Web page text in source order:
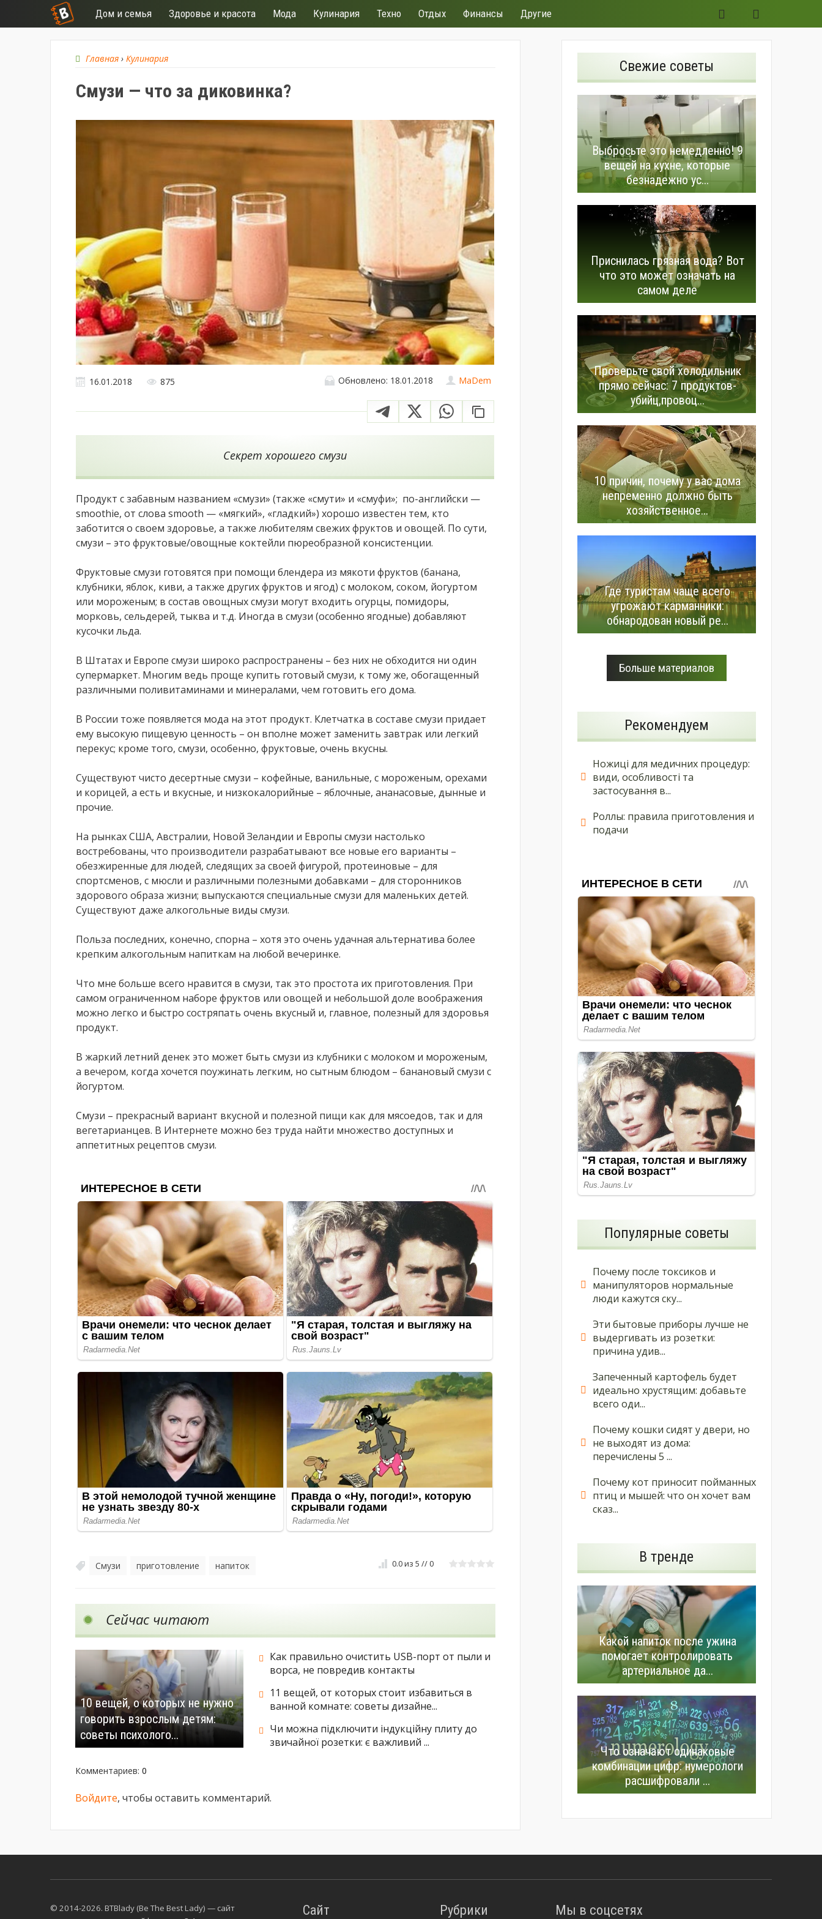
Дом и семья Здоровье и красота Мода Кулинария Техно Отдых Финансы Другие
Главная › Кулинария
Смузи — что за диковинка?
MaDem
Обновлено: 18.01.2018
16.01.2018 875
Секрет хорошего смузи
Продукт с забавным названием «смузи» (также «смути» и «смуфи»; по-английски —
smoothie, от слова smooth — «мягкий», «гладкий») хорошо известен тем, кто
заботится о своем здоровье, а также любителям свежих фруктов и овощей. По сути,
смузи – это фруктовые/овощные коктейли пюреобразной консистенции.
Фруктовые смузи готовятся при помощи блендера из мякоти фруктов (банана,
клубники, яблок, киви, а также других фруктов и ягод) с молоком, соком, йогуртом
или мороженым; в состав овощных смузи могут входить огурцы, помидоры,
морковь, сельдерей, тыква и т.д. Иногда в смузи (особенно ягодные) добавляют
кусочки льда.
В Штатах и Европе смузи широко распространены – без них не обходится ни один
супермаркет. Многим ведь проще купить готовый смузи, к тому же, обогащенный
различными поливитаминами и минералами, чем готовить его дома.
В России тоже появляется мода на этот продукт. Клетчатка в составе смузи придает
ему высокую пищевую ценность – он вполне может заменить завтрак или легкий
перекус; кроме того, смузи, особенно, фруктовые, очень вкусны.
Существуют чисто десертные смузи – кофейные, ванильные, с мороженым, орехами
и корицей, а есть и вкусные, и низкокалорийные – яблочные, ананасовые, дынные и
прочие.
На рынках США, Австралии, Новой Зеландии и Европы смузи настолько
востребованы, что производители разрабатывают все новые его варианты –
обезжиренные для людей, следящих за своей фигурой, протеиновые – для
спортсменов, с мюсли и различными полезными добавками – для сторонников
здорового образа жизни; выпускаются специальные смузи для маленьких детей.
Существуют даже алкогольные виды смузи.
Польза последних, конечно, спорна – хотя это очень удачная альтернатива более
крепким алкогольным напиткам на любой вечеринке.
Что мне больше всего нравится в смузи, так это простота их приготовления. При
самом ограниченном наборе фруктов или овощей и небольшой доле воображения
можно легко и быстро состряпать очень вкусный и, главное, полезный для здоровья
продукт.
В жаркий летний денек это может быть смузи из клубники с молоком и мороженым,
а вечером, когда хочется поужинать легким, но сытным блюдом – банановый смузи с
йогуртом.
Смузи – прекрасный вариант вкусной и полезной пищи как для мясоедов, так и для
вегетарианцев. В Интернете можно без труда найти множество доступных и
аппетитных рецептов смузи.
0.0из 5 // 0
Смузи приготовление напиток
Сейчас читают
10 вещей, о которых не нужно
говорить взрослым детям:
советы психолого...
Как правильно очистить USB-порт от пыли и
ворса, не повредив контакты
11 вещей, от которых стоит избавиться в
ванной комнате: советы дизайне...
Чи можна підключити індукційну плиту до
звичайної розетки: є важливий ...
Комментариев: 0
Войдите, чтобы оставить комментарий.
Свежие советы
Выбросьте это немедленно! 9
вещей на кухне, которые
безнадежно ус...
Приснилась грязная вода? Вот
что это может означать на
самом деле
Проверьте свой холодильник
прямо сейчас: 7 продуктов-
убийц,провоц...
10 причин, почему у вас дома
непременно должно быть
хозяйственное...
Где туристам чаще всего
угрожают карманники:
обнародован новый ре...
Больше материалов
Рекомендуем
Ножиці для медичних процедур:
види, особливості та
застосування в...
Роллы: правила приготовления и
подачи
Популярные советы
Почему после токсиков и
манипуляторов нормальные
люди кажутся ску...
Эти бытовые приборы лучше не
выдергивать из розетки:
причина удив...
Запеченный картофель будет
идеально хрустящим: добавьте
всего оди...
Почему кошки сидят у двери, но
не выходят из дома:
перечислены 5 ...
Почему кот приносит пойманных
птиц и мышей: что он хочет вам
сказ...
В тренде
Какой напиток после ужина
помогает контролировать
артериальное да...
Что означают одинаковые
комбинации цифр: нумерологи
расшифровали ...
© 2014-2026. BTBlady (Be The Best Lady) — сайт
Сайт Рубрики Мы в соцсетях